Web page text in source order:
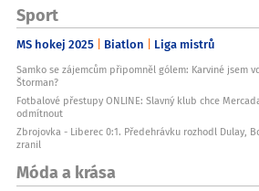
Sport
MS hokej 2025 Biatlon Liga mistrů
Samko se zájemcům připomněl gólem: Karviné jsem
Štorman?
Fotbalové přestupy ONLINE: Slavný klub chce
odmítnout
Zbrojovka - Liberec 0:1. Předehrávku rozhodl Dulay,
zranil
Móda a krása